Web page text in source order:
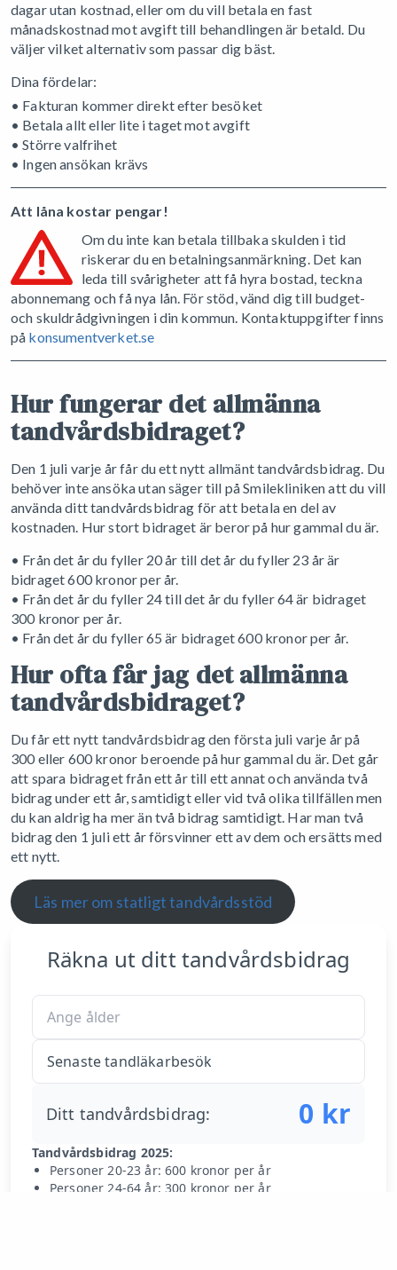
dagar utan kostnad, eller om du vill betala en fast
månadskostnad mot avgift till behandlingen är betald. Du
väljer vilket alternativ som passar dig bäst.
Dina fördelar:
• Fakturan kommer direkt efter besöket
• Betala allt eller lite i taget mot avgift
• Större valfrihet
• Ingen ansökan krävs
Att låna kostar pengar!
Om du inte kan betala tillbaka skulden i tid
riskerar du en betalningsanmärkning. Det kan
leda till svårigheter att få hyra bostad, teckna
abonnemang och få nya lån. För stöd, vänd dig till budget-
och skuldrådgivningen i din kommun. Kontaktuppgifter finns
på konsumentverket.se
Hur fungerar det allmänna
tandvårdsbidraget?
Den 1 juli varje år får du ett nytt allmänt tandvårdsbidrag. Du
behöver inte ansöka utan säger till på Smilekliniken att du vill
använda ditt tandvårdsbidrag för att betala en del av
kostnaden. Hur stort bidraget är beror på hur gammal du är.
• Från det år du fyller 20 år till det år du fyller 23 år är
bidraget 600 kronor per år.
• Från det år du fyller 24 till det år du fyller 64 är bidraget
300 kronor per år.
• Från det år du fyller 65 är bidraget 600 kronor per år.
Hur ofta får jag det allmänna
tandvårdsbidraget?
Du får ett nytt tandvårdsbidrag den första juli varje år på
300 eller 600 kronor beroende på hur gammal du är. Det går
att spara bidraget från ett år till ett annat och använda två
bidrag under ett år, samtidigt eller vid två olika tillfällen men
du kan aldrig ha mer än två bidrag samtidigt. Har man två
bidrag den 1 juli ett år försvinner ett av dem och ersätts med
ett nytt.
Läs mer om statligt tandvårdsstöd